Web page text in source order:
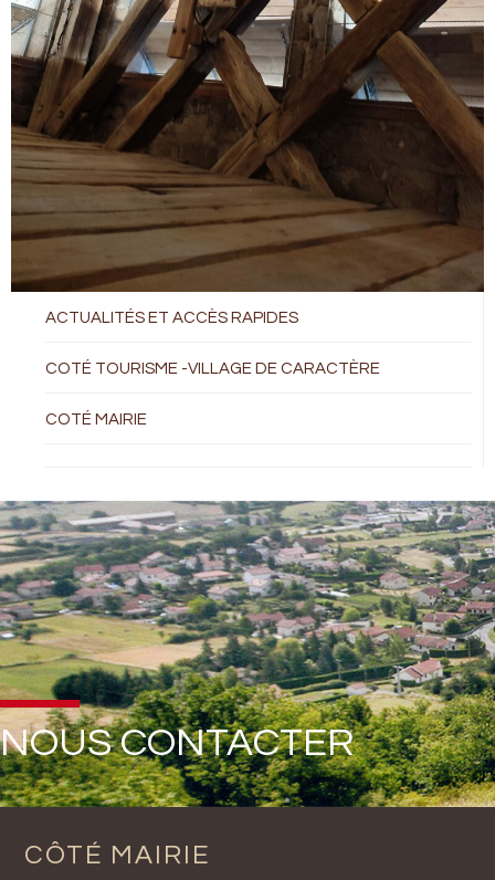
ACTUALITÉS ET ACCÈS RAPIDES
COTÉ TOURISME -VILLAGE DE CARACTÈRE
COTÉ MAIRIE
NOUS CONTACTER
CÔTÉ MAIRIE